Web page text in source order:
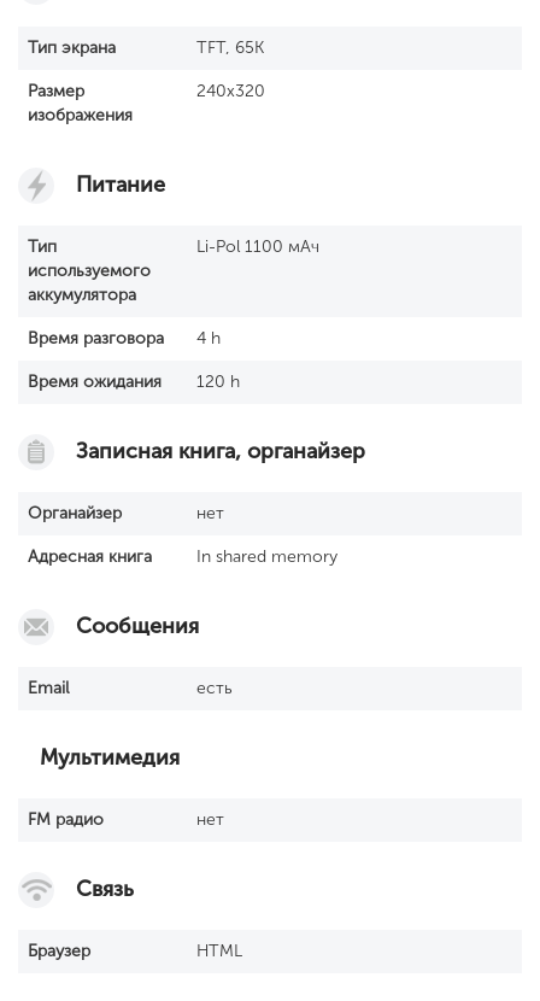
Тип экрана TFT, 65K
Размер
изображения
240x320
Питание
Тип
используемого
аккумулятора
Li-Pol 1100 мАч
Время разговора 4 h
Время ожидания 120 h
Записная книга, органайзер
Органайзер нет
Адресная книга In shared memory
Сообщения
Email есть
Мультимедия
FM радио нет
Связь
Браузер HTML